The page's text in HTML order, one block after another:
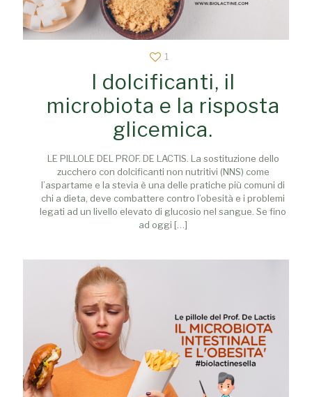
1
I dolcificanti, il
microbiota e la risposta
glicemica.
LE PILLOLE DEL PROF. DE LACTIS. La sostituzione dello
zucchero con dolcificanti non nutritivi (NNS) come
l’aspartame e la stevia è una delle pratiche più comuni di
chi a dieta, deve combattere contro l’obesità e i problemi
legati ad un livello elevato di glucosio nel sangue. Se fino
ad oggi […]